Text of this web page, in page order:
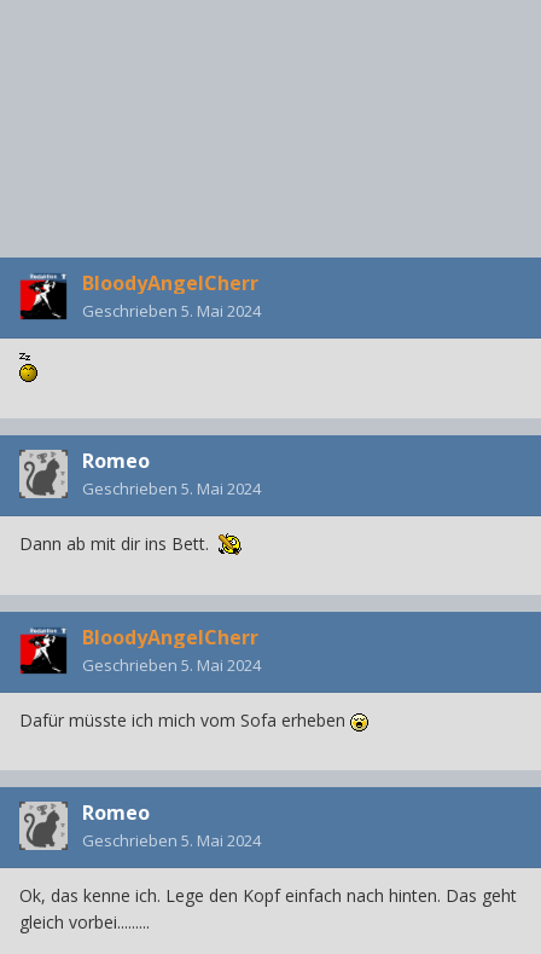
BloodyAngelCherr
Geschrieben 5. Mai 2024
Romeo
Geschrieben 5. Mai 2024
Dann ab mit dir ins Bett.
BloodyAngelCherr
Geschrieben 5. Mai 2024
Dafür müsste ich mich vom Sofa erheben
Romeo
Geschrieben 5. Mai 2024
Ok, das kenne ich. Lege den Kopf einfach nach hinten. Das geht
gleich vorbei.........